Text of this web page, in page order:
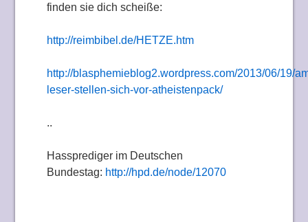
finden sie dich scheiße:
http://reimbibel.de/HETZE.htm
http://blasphemieblog2.wordpress.com/2013/06/19/
leser-stellen-sich-vor-atheistenpack/
..
Hassprediger im Deutschen
Bundestag: http://hpd.de/node/12070